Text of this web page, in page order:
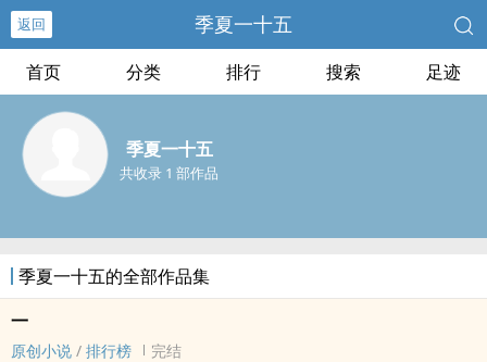
返回 季夏一十五
首页 分类 排行 搜索 足迹
季夏一十五
共收录 1 部作品
季夏一十五的全部作品集
一
原创小说 / 排行榜
完结